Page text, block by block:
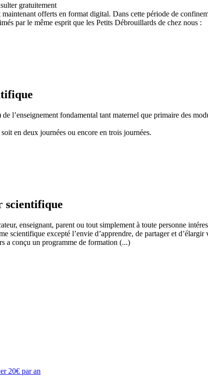
gratuitement
offerts en format digital. Dans cette période de
par le même esprit que les Petits Débrouillards de chez nous :
l’enseignement fondamental tant maternel que primaire des
en deux journées ou encore en trois journées.
scientifique
enseignant, parent ou tout simplement à toute personne
scientifique excepté l’envie d’apprendre, de partager et
a conçu un programme de formation (...)
20€ par an